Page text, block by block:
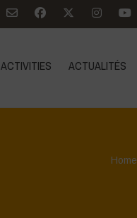
ACTIVITIES ACTUALITÉS
Home